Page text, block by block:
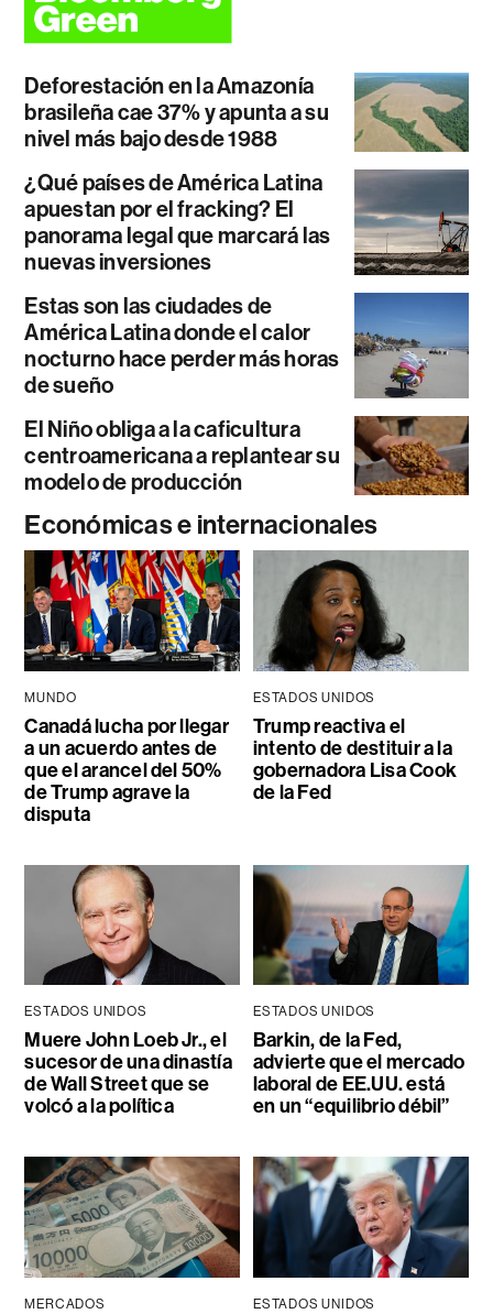
Deforestación en la Amazonía
brasileña cae 37% y apunta a su
nivel más bajo desde 1988
¿Qué países de América Latina
apuestan por el fracking? El
panorama legal que marcará las
nuevas inversiones
Estas son las ciudades de
América Latina donde el calor
nocturno hace perder más horas
de sueño
El Niño obliga a la caficultura
centroamericana a replantear su
modelo de producción
Económicas e internacionales
MUNDO
Canadá lucha por llegar
a un acuerdo antes de
que el arancel del 50%
de Trump agrave la
disputa
ESTADOS UNIDOS
Trump reactiva el
intento de destituir a la
gobernadora Lisa Cook
de la Fed
ESTADOS UNIDOS
Muere John Loeb Jr., el
sucesor de una dinastía
de Wall Street que se
volcó a la política
ESTADOS UNIDOS
Barkin, de la Fed,
advierte que el mercado
laboral de EE.UU. está
en un “equilibrio débil”
MERCADOS ESTADOS UNIDOS